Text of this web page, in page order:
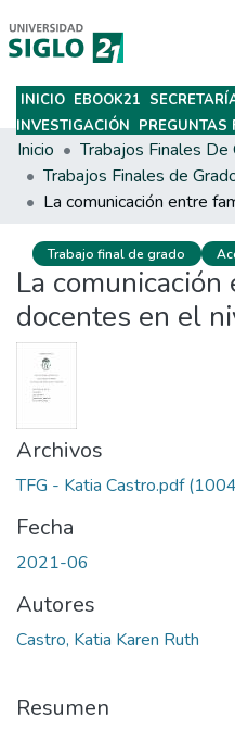
Subir
INICIO EBOOK21
INVESTIGACIÓN PREGUNTAS
Inicio
Trabajos Finales de
Trabajo final de grado
La
docentes en el
Archivos
TFG - Katia Castro.pdf
Fecha
2021-06
Autores
Castro, Katia Karen Ruth
Resumen